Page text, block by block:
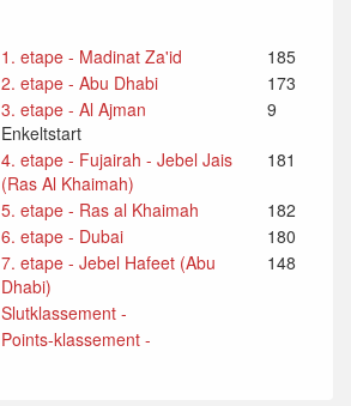
1. etape - Madinat Za'id
185
2. etape - Abu Dhabi
173
3. etape - Al Ajman
Enkeltstart
9
4. etape - Fujairah - Jebel Jais
(Ras Al Khaimah)
181
5. etape - Ras al Khaimah
182
6. etape - Dubai
180
7. etape - Jebel Hafeet (Abu
Dhabi)
148
Slutklassement -
Points-klassement -